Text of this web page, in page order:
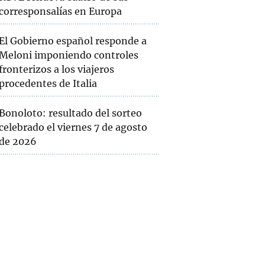
en Europa
Gobierno español responde a
imponiendo controles
a los viajeros
de Italia
resultado del sorteo
el viernes 7 de agosto
2026